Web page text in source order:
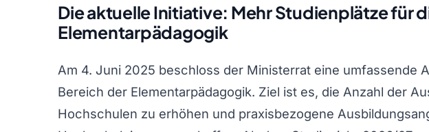
Die aktuelle Initiative: Mehr Studienplätze für
Elementarpädagogik
Am 4. Juni 2025 beschloss der Ministerrat eine umfassende
Bereich der Elementarpädagogik. Ziel ist es, die Anzahl der
Hochschulen zu erhöhen und praxisbezogene